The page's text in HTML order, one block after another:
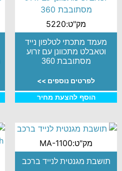
מק"ט:5220
מעמד מתכתי לטלפון נייד
וטאבלט מתכוונן עם זרוע
מסתובבת 360
לפרטים נוספים >>
הוסף להצעת מחיר
מק"ט:MA-1100
תושבת מגנטית לנייד ברכב